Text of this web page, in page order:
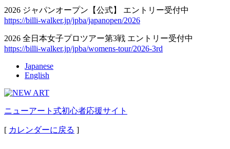
2026 ジャパンオープン【公式】 エントリー受付中
https://billi-walker.jp/jpba/japanopen/2026
2026 全日本女子プロツアー第3戦 エントリー受付中
https://billi-walker.jp/jpba/womens-tour/2026-3rd
Japanese
English
ニューアート式初心者応援サイト
[ カレンダーに戻る ]